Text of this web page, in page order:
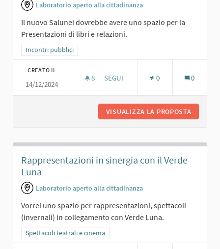
Laboratorio aperto alla cittadinanza
Il nuovo Salunei dovrebbe avere uno spazio per la
Presentazioni di libri e relazioni.
Filtra i risultati per categoria: Incontri pubblici
Incontri pubblici
CREATO IL
14/12/2024
8 8 SOSTENITORI
SEGUI 0 0
VISUALIZZA LA PROPOSTA
Rappresentazioni in sinergia con il Verde
Luna
Laboratorio aperto alla cittadinanza
Vorrei uno spazio per rappresentazioni, spettacoli
(invernali) in collegamento con Verde Luna.
Filtra i risultati per categoria: Spettacoli teatrali e cinema
Spettacoli teatrali e cinema